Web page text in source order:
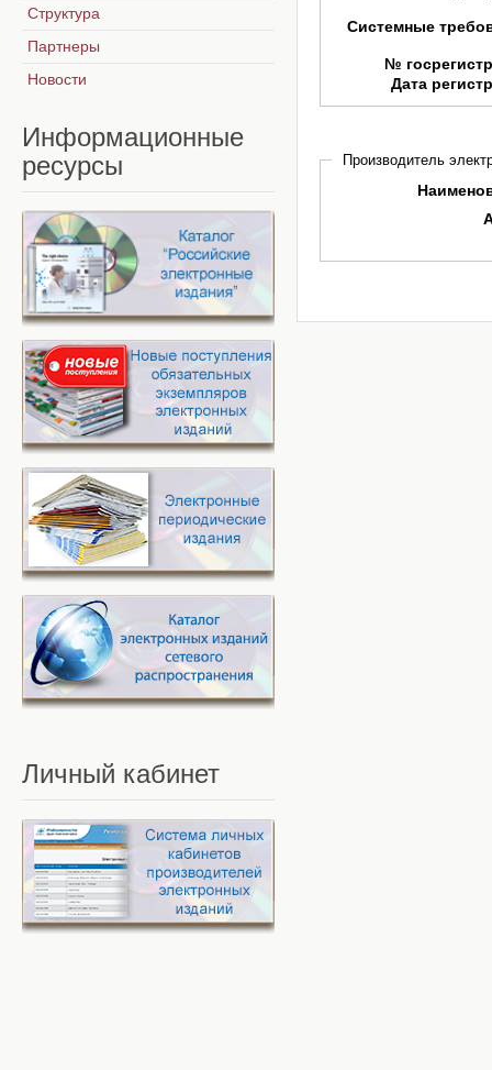
Системные
№
Дата
Производитель
Структура
Партнеры
Новости
Информационные
ресурсы
Личный кабинет